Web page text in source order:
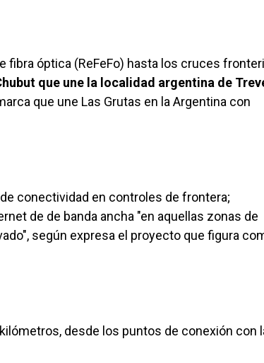
fibra óptica (ReFeFo) hasta los cruces
que une la localidad argentina de
que une Las Grutas en la Argentina con
conectividad en controles de frontera;
de de banda ancha "en aquellas zonas de
según expresa el proyecto que figura
desde los puntos de conexión con